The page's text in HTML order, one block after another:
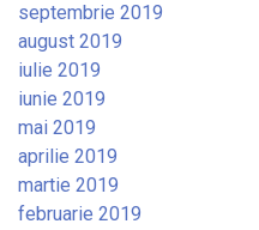
septembrie 2019
august 2019
iulie 2019
iunie 2019
mai 2019
aprilie 2019
martie 2019
februarie 2019